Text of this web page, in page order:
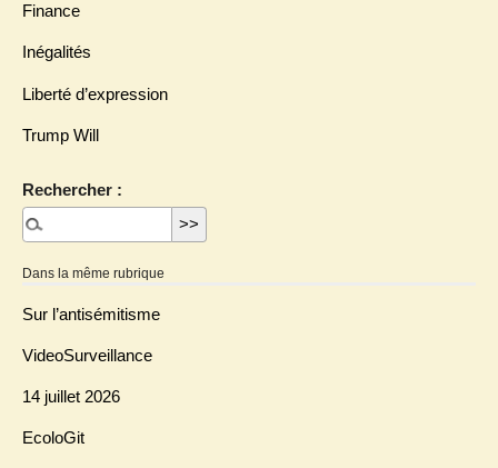
Finance
Inégalités
Liberté d’expression
Trump Will
Rechercher :
Dans la même rubrique
Sur l’antisémitisme
VideoSurveillance
14 juillet 2026
EcoloGit